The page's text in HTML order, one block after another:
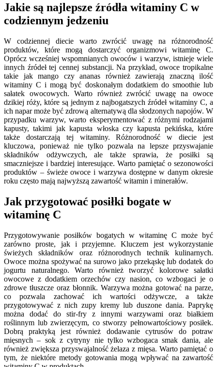
Jakie są najlepsze źródła witaminy C w
codziennym jedzeniu
W codziennej diecie warto zwrócić uwagę na różnorodność
produktów, które mogą dostarczyć organizmowi witaminę C.
Oprócz wcześniej wspomnianych owoców i warzyw, istnieje wiele
innych źródeł tej cennej substancji. Na przykład, owoce tropikalne
takie jak mango czy ananas również zawierają znaczną ilość
witaminy C i mogą być doskonałym dodatkiem do smoothie lub
sałatek owocowych. Warto również zwrócić uwagę na owoce
dzikiej róży, które są jednym z najbogatszych źródeł witaminy C, a
ich napar może być zdrową alternatywą dla słodzonych napojów. W
przypadku warzyw, warto eksperymentować z różnymi rodzajami
kapusty, takimi jak kapusta włoska czy kapusta pekińska, które
także dostarczają tej witaminy. Różnorodność w diecie jest
kluczowa, ponieważ nie tylko pozwala na lepsze przyswajanie
składników odżywczych, ale także sprawia, że posiłki są
smaczniejsze i bardziej interesujące. Warto pamiętać o sezonowości
produktów – świeże owoce i warzywa dostępne w danym okresie
roku często mają najwyższą zawartość witamin i minerałów.
Jak przygotować posiłki bogate w
witaminę C
Przygotowywanie posiłków bogatych w witaminę C może być
zarówno proste, jak i przyjemne. Kluczem jest wykorzystanie
świeżych składników oraz różnorodnych technik kulinarnych.
Owoce można spożywać na surowo jako przekąskę lub dodatek do
jogurtu naturalnego. Warto również tworzyć kolorowe sałatki
owocowe z dodatkiem orzechów czy nasion, co wzbogaci je o
zdrowe tłuszcze oraz błonnik. Warzywa można gotować na parze,
co pozwala zachować ich wartości odżywcze, a także
przygotowywać z nich zupy kremy lub duszone dania. Paprykę
można dodać do stir-fry z innymi warzywami oraz białkiem
roślinnym lub zwierzęcym, co stworzy pełnowartościowy posiłek.
Dobrą praktyką jest również dodawanie cytrusów do potraw
mięsnych – sok z cytryny nie tylko wzbogaca smak dania, ale
również zwiększa przyswajalność żelaza z mięsa. Warto pamiętać o
tym, że niektóre metody gotowania mogą wpływać na zawartość